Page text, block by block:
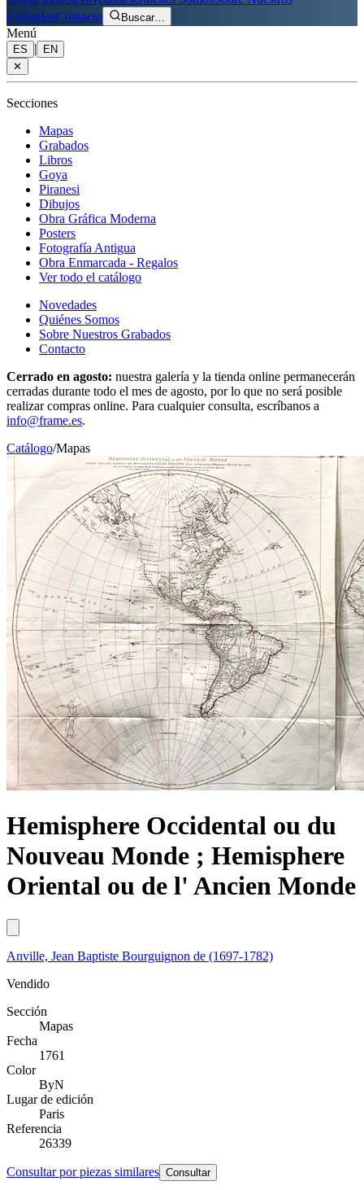
GrabadosContacto Buscar…
Menú
ES |
EN
✕
Secciones
Mapas
Grabados
Libros
Goya
Piranesi
Dibujos
Obra Gráfica Moderna
Posters
Fotografía Antigua
Obra Enmarcada - Regalos
Ver todo el catálogo
Novedades
Quiénes Somos
Sobre Nuestros Grabados
Contacto
Cerrado en agosto: nuestra galería y la tienda online permanecerán
cerradas durante todo el mes de agosto, por lo que no será posible
realizar compras online. Para cualquier consulta, escríbanos a
info@frame.es.
Catálogo/Mapas
Hemisphere Occidental ou du
Nouveau Monde ; Hemisphere
Oriental ou de l' Ancien Monde
Anville, Jean Baptiste Bourguignon de (1697-1782)
Vendido
Sección
Mapas
Fecha
1761
Color
ByN
Lugar de edición
Paris
Referencia
26339
Consultar por piezas similares Consultar